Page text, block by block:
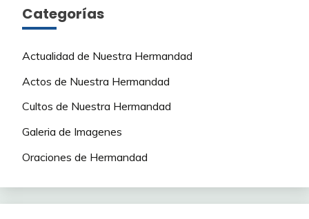
Categorías
Actualidad de Nuestra Hermandad
Actos de Nuestra Hermandad
Cultos de Nuestra Hermandad
Galeria de Imagenes
Oraciones de Hermandad